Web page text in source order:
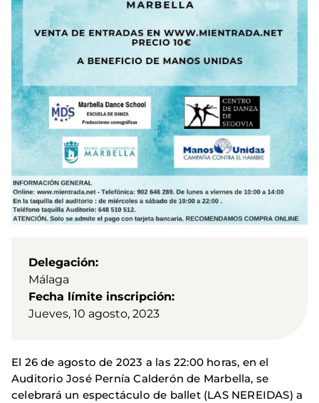
Delegación
Málaga
Fecha límite inscripción
Jueves, 10 agosto, 2023
El 26 de agosto de 2023 a las 22:00 horas, en el
Auditorio José Pernía Calderón de Marbella, se
celebrará un espectáculo de ballet (LAS NEREIDAS) a